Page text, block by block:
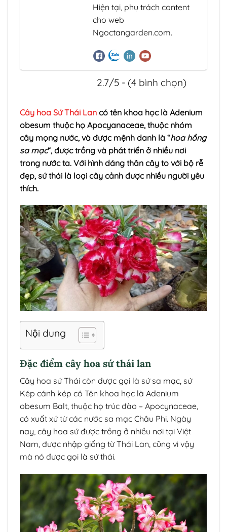
Hiện tại, phụ trách content
cho web
Ngoctangarden.com.
2.7/5 - (4 bình chọn)
Cây hoa Sứ Thái Lan có tên khoa học là Adenium
obesum thuộc họ Apocyanaceae, thuộc nhóm
cây mọng nước, và được mệnh danh là “hoa hồng
sa mạc“, được trồng và phát triển ở nhiều nơi
trong nước ta. Với hình dáng thân cây to với bộ rễ
đẹp, sứ thái là loại cây cảnh được nhiều người yêu
thích.
Nội dung
Đặc điểm cây hoa sứ thái lan
Cây hoa sứ Thái còn được gọi là sứ sa mạc, sứ
Kép cánh kép có Tên khoa học là Adenium
obesum Balt, thuộc họ trúc đào – Apocynaceae,
có xuất xứ từ các nước sa mạc Châu Phi. Ngày
nay, cây hoa sứ được trồng ở nhiều nơi tại Việt
Nam, được nhập giống từ Thái Lan, cũng vì vậy
mà nó được gọi là sứ thái.